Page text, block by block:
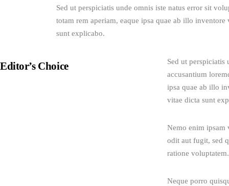
Sed ut perspiciatis unde omnis iste natus error sit
totam rem aperiam, eaque ipsa quae ab illo
sunt explicabo.
Editor’s Choice
Sed ut
accusantium
ipsa quae ab illo
vitae dicta sunt
Nemo enim ipsam
odit aut fugit, sed
ratione voluptatem.
Neque porro